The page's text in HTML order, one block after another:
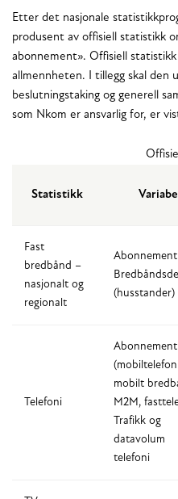
Etter det nasjonale
produsent av offisiell statistikk
abonnement». Offisiell
allmennheten. I tillegg skal den
beslutningstaking og generell
som Nkom er ansvarlig for, er
Statistikk Variabel
Fast
bredbånd –
nasjonalt og
regionalt
Abonnement
(husstander)
Telefoni
Abonnement
mobilt
M2M,
Trafikk og
datavolum
telefoni